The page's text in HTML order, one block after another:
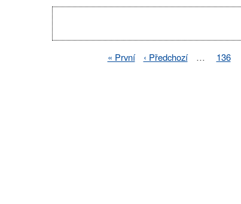
First
« První
Previous
‹ Předchozí … Page
136